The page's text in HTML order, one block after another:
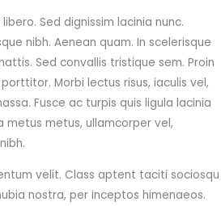
Sed dignissim lacinia nunc.
nibh. Aenean quam. In scelerisque
Sed convallis tristique sem. Proin
Morbi lectus risus, iaculis vel,
Fusce ac turpis quis ligula lacinia
metus metus, ullamcorper vel,
velit. Class aptent taciti sociosqu
nostra, per inceptos himenaeos.